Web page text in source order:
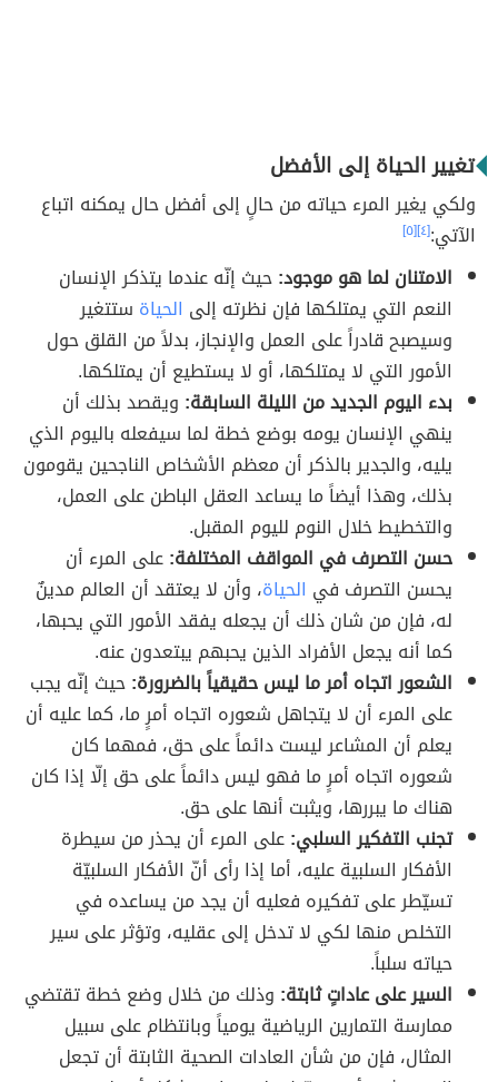
تغيير الحياة إلى الأفضل
ولكي يغير المرء حياته من حالٍ إلى أفضل حال يمكنه اتباع
الآتي:[٤] [٥]
الامتنان لما هو موجود:حيث إنّه عندما يتذكر الإنسان
النعم التي يمتلكها فإن نظرته إلى الحياة ستتغير
وسيصبح قادراً على العمل والإنجاز، بدلاً من القلق حول
الأمور التي لا يمتلكها، أو لا يستطيع أن يمتلكها.
بدء اليوم الجديد من الليلة السابقة: ويقصد بذلك أن
ينهي الإنسان يومه بوضع خطة لما سيفعله باليوم الذي
يليه، والجدير بالذكر أن معظم الأشخاص الناجحين يقومون
بذلك، وهذا أيضاً ما يساعد العقل الباطن على العمل،
والتخطيط خلال النوم لليوم المقبل.
حسن التصرف في المواقف المختلفة:على المرء أن
يحسن التصرف في الحياة، وأن لا يعتقد أن العالم مدينٌ
له، فإن من شان ذلك أن يجعله يفقد الأمور التي يحبها،
كما أنه يجعل الأفراد الذين يحبهم يبتعدون عنه.
الشعور اتجاه أمر ما ليس حقيقياً بالضرورة:حيث إنّه يجب
على المرء أن لا يتجاهل شعوره اتجاه أمرٍ ما، كما عليه أن
يعلم أن المشاعر ليست دائماً على حق، فمهما كان
شعوره اتجاه أمرٍ ما فهو ليس دائماً على حق إلّا إذا كان
هناك ما يبررها، ويثبت أنها على حق.
تجنب التفكير السلبي:على المرء أن يحذر من سيطرة
الأفكار السلبية عليه، أما إذا رأى أنّ الأفكار السلبيّة
تسيّطر على تفكيره فعليه أن يجد من يساعده في
التخلص منها لكي لا تدخل إلى عقليه، وتؤثر على سير
حياته سلباً.
السير على عاداتٍ ثابتة: وذلك من خلال وضع خطة تقتضي
ممارسة التمارين الرياضية يومياً وبانتظام على سبيل
المثال، فإن من شأن العادات الصحية الثابتة أن تجعل